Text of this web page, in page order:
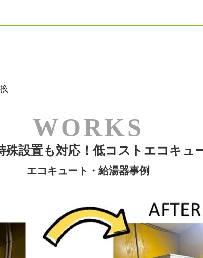
殊設置も対応！低コストエコキュ
エコキュート・給湯器事例